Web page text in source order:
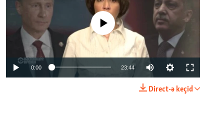
No media source currently available
0:00 23:44
Direct-ə keçid